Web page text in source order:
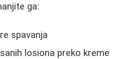
ga:
spavanja
losiona preko kreme